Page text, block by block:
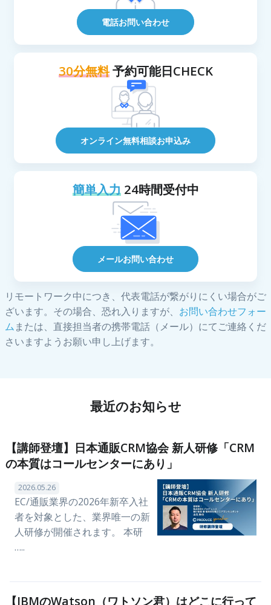
電話お問い合わせ
30分無料予約可能日CHECK
オンライン無料相談お申込み
簡単入力24時間受付中
メールお問い合わせ
リモートワーク中につき、代表電話が繋がりにくい場合がご
ざいます。その場合、恐れ入りますが、 お問い合わせフォー
ムまたは、直接担当者の携帯電話（メール）にてご連絡くだ
さいますようお願い申し上げます。
最近のお知らせ
【講師登壇】日本通販CRM協会 新人研修「CRM
の本質はコールセンターにあり」
2026.05.26
EC/通販業界の2026年新卒入社
者を対象とした、業界唯一の新
人研修が開催されます。 本研
…..
【IBMのWatson（ワトソン君）はどこに行って